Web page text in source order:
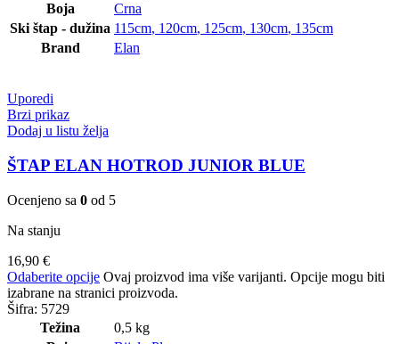
Boja
Crna
Ski štap - dužina 115cm, 120cm, 125cm, 130cm, 135cm
Brand
Elan
Uporedi
Brzi prikaz
Dodaj u listu želja
ŠTAP ELAN HOTROD JUNIOR BLUE
Ocenjeno sa 0 od 5
Na stanju
16,90 €
Odaberite opcije Ovaj proizvod ima više varijanti. Opcije mogu biti
izabrane na stranici proizvoda.
Šifra: 5729
Težina
0,5 kg